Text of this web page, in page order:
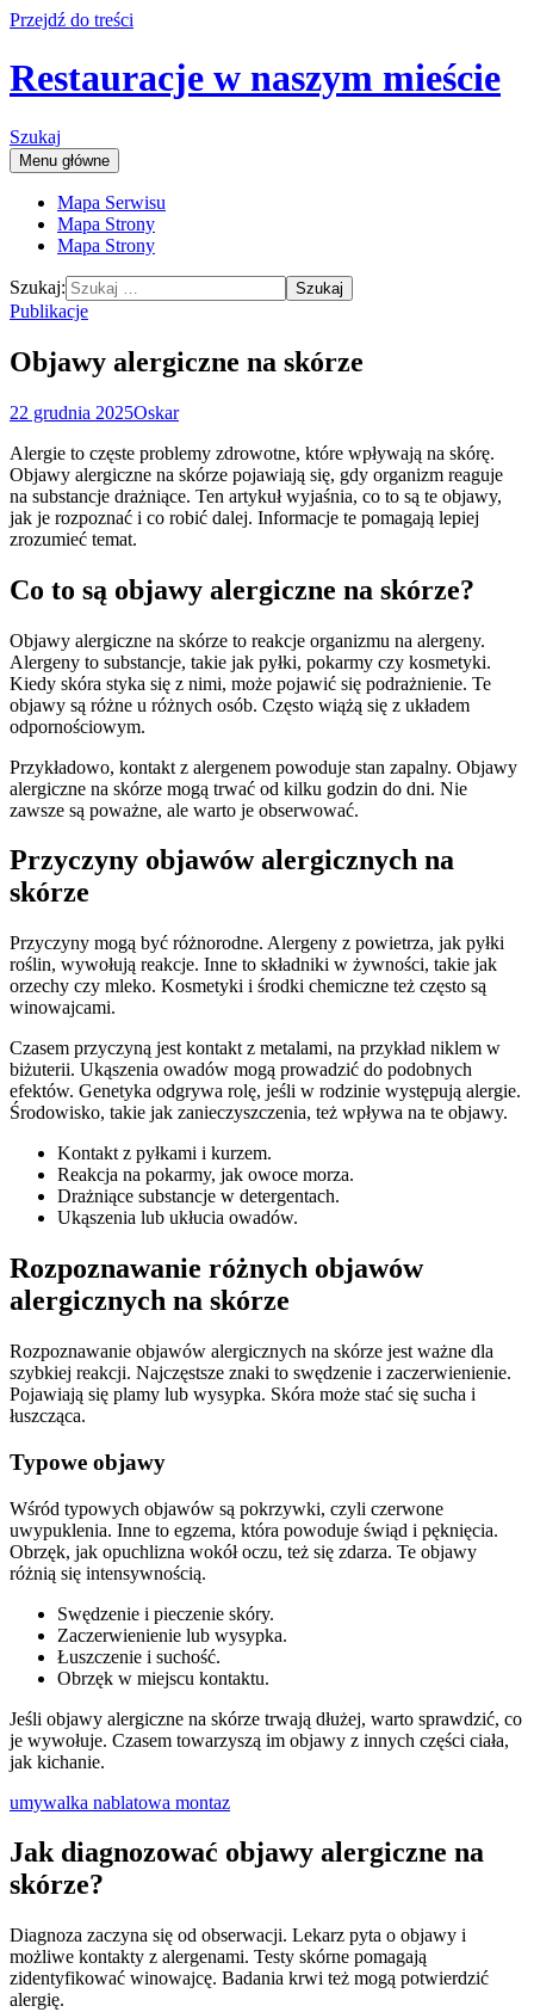
Przejdź do treści
Restauracje w naszym mieście
Szukaj
Menu główne
Mapa Serwisu
Mapa Strony
Mapa Strony
Szukaj:
Publikacje
Objawy alergiczne na skórze
22 grudnia 2025Oskar
Alergie to częste problemy zdrowotne, które wpływają na skórę.
Objawy alergiczne na skórze pojawiają się, gdy organizm reaguje
na substancje drażniące. Ten artykuł wyjaśnia, co to są te objawy,
jak je rozpoznać i co robić dalej. Informacje te pomagają lepiej
zrozumieć temat.
Co to są objawy alergiczne na skórze?
Objawy alergiczne na skórze to reakcje organizmu na alergeny.
Alergeny to substancje, takie jak pyłki, pokarmy czy kosmetyki.
Kiedy skóra styka się z nimi, może pojawić się podrażnienie. Te
objawy są różne u różnych osób. Często wiążą się z układem
odpornościowym.
Przykładowo, kontakt z alergenem powoduje stan zapalny. Objawy
alergiczne na skórze mogą trwać od kilku godzin do dni. Nie
zawsze są poważne, ale warto je obserwować.
Przyczyny objawów alergicznych na
skórze
Przyczyny mogą być różnorodne. Alergeny z powietrza, jak pyłki
roślin, wywołują reakcje. Inne to składniki w żywności, takie jak
orzechy czy mleko. Kosmetyki i środki chemiczne też często są
winowajcami.
Czasem przyczyną jest kontakt z metalami, na przykład niklem w
biżuterii. Ukąszenia owadów mogą prowadzić do podobnych
efektów. Genetyka odgrywa rolę, jeśli w rodzinie występują alergie.
Środowisko, takie jak zanieczyszczenia, też wpływa na te objawy.
Kontakt z pyłkami i kurzem.
Reakcja na pokarmy, jak owoce morza.
Drażniące substancje w detergentach.
Ukąszenia lub ukłucia owadów.
Rozpoznawanie różnych objawów
alergicznych na skórze
Rozpoznawanie objawów alergicznych na skórze jest ważne dla
szybkiej reakcji. Najczęstsze znaki to swędzenie i zaczerwienienie.
Pojawiają się plamy lub wysypka. Skóra może stać się sucha i
łuszcząca.
Typowe objawy
Wśród typowych objawów są pokrzywki, czyli czerwone
uwypuklenia. Inne to egzema, która powoduje świąd i pęknięcia.
Obrzęk, jak opuchlizna wokół oczu, też się zdarza. Te objawy
różnią się intensywnością.
Swędzenie i pieczenie skóry.
Zaczerwienienie lub wysypka.
Łuszczenie i suchość.
Obrzęk w miejscu kontaktu.
Jeśli objawy alergiczne na skórze trwają dłużej, warto sprawdzić, co
je wywołuje. Czasem towarzyszą im objawy z innych części ciała,
jak kichanie.
umywalka nablatowa montaz
Jak diagnozować objawy alergiczne na
skórze?
Diagnoza zaczyna się od obserwacji. Lekarz pyta o objawy i
możliwe kontakty z alergenami. Testy skórne pomagają
zidentyfikować winowajcę. Badania krwi też mogą potwierdzić
alergię.